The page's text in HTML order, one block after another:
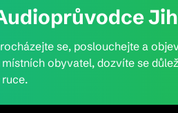
se, poslouchejte a
místních obyvatel, dozvíte se